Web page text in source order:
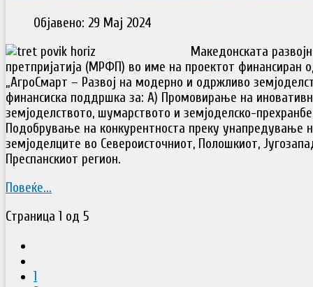
Објавено: 29 Мај 2024
Македонската
претпријатија (МРФП) во име на проектот финансиран
„АгроСмарт – Развој на модерно и одржливо
финансиска поддршка за: А) Промовирање на
земјоделството, шумарството и земјоделско-
Подобрување на конкурентноста преку унапредување
земјоделците во Североисточниот, Полошкиот,
Преспанскиот регион.
Повеќе...
Страница 1 од 5
1